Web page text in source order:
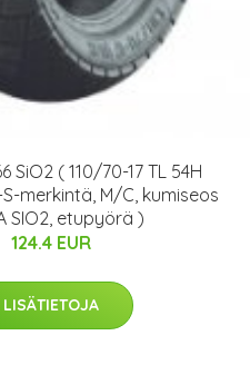
SiO2 ( 110/70-17 TL 54H
merkintä, M/C, kumiseos
SIO2, etupyörä )
124.4 EUR
LISÄTIETOJA